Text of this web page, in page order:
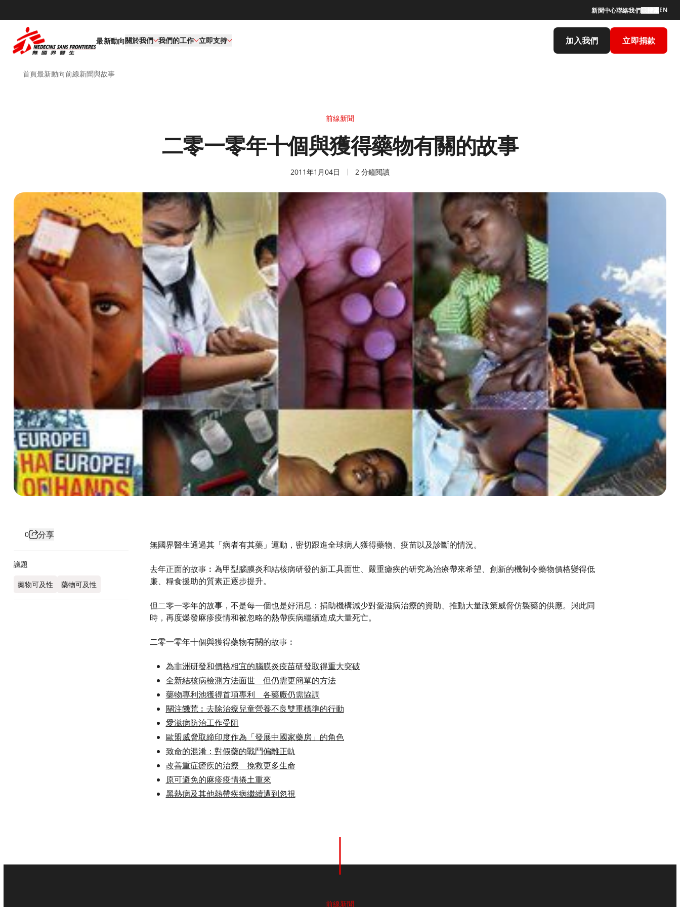
新聞中心聯絡我們 EN
最新動向關於我們 我們的工作​ 立即支持 加入我們 立即捐款
首頁最新動向前線新聞與故事
前線新聞
二零一零年十個與獲得藥物有關的故事
2011年1月04日 2 分鐘閱讀
0 分享
議題
藥物可及性 藥物可及性
無國界醫生通過其「病者有其藥」運動，密切跟進全球病人獲得藥物、疫苗以及診斷的情況。
去年正面的故事︰為甲型腦膜炎和結核病研發的新工具面世、嚴重瘧疾的研究為治療帶來希望、創新的機制令藥物價格變得低
廉、糧食援助的質素正逐步提升。
但二零一零年的故事，不是每一個也是好消息：捐助機構減少對愛滋病治療的資助、推動大量政策威脅仿製藥的供應。與此同
時，再度爆發麻疹疫情和被忽略的熱帶疾病繼續造成大量死亡。
二零一零年十個與獲得藥物有關的故事︰
為非洲研發和價格相宜的腦膜炎疫苗研發取得重大突破
全新結核病檢測方法面世 但仍需更簡單的方法
藥物專利池獲得首項專利 各藥廠仍需協調
關注饑荒︰去除治療兒童營養不良雙重標準的行動
愛滋病防治工作受阻
歐盟威脅取締印度作為「發展中國家藥房」的角色
致命的混淆：對假藥的戰鬥偏離正軌
改善重症瘧疾的治療 挽救更多生命
原可避免的麻疹疫情捲土重來
黑熱病及其他熱帶疾病繼續遭到忽視
前線新聞